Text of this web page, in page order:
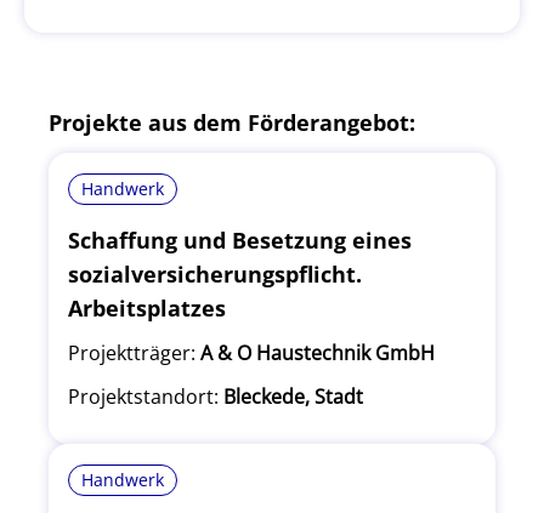
Projekte aus dem Förderangebot:
Handwerk
Schaffung und Besetzung eines
sozialversicherungspflicht.
Arbeitsplatzes
Projektträger: A & O Haustechnik GmbH
Projektstandort: Bleckede, Stadt
Handwerk